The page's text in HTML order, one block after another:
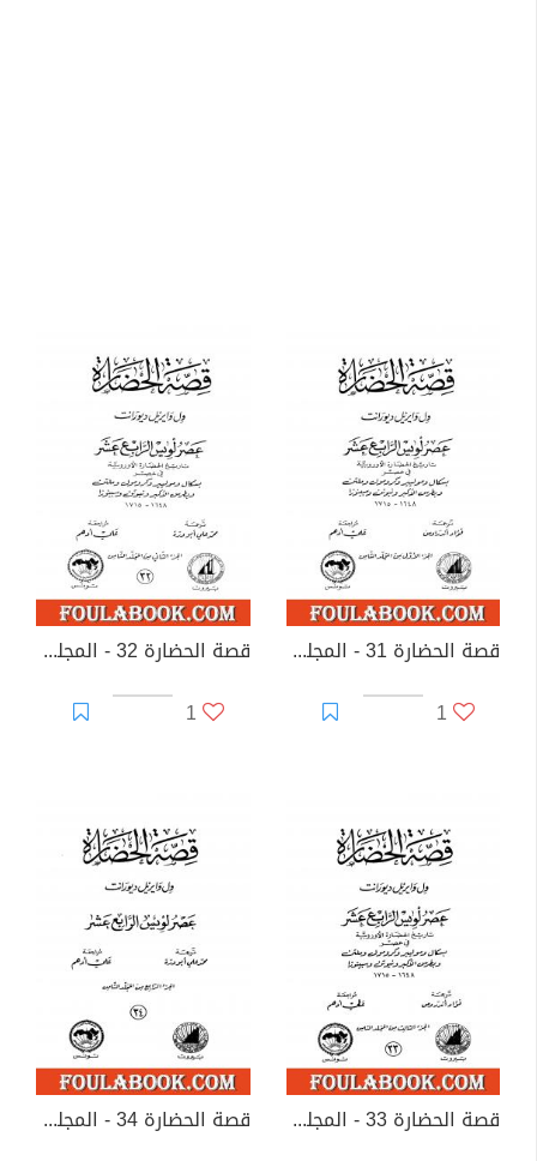
قصة الحضارة 31 - المجلد الثامن - ج1: عصر لويس الرابع عشر
1
قصة الحضارة 32 - المجلد الثامن - ج2: عصر لويس الرابع عشر
1
قصة الحضارة 33 - المجلد الثامن - ج3: عصر لويس الرابع عشر
قصة الحضارة 34 - المجلد الثامن - ج4: عصر لويس الرابع عشر